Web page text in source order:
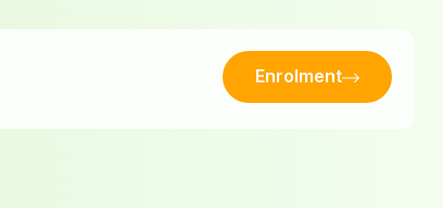
Enrolment